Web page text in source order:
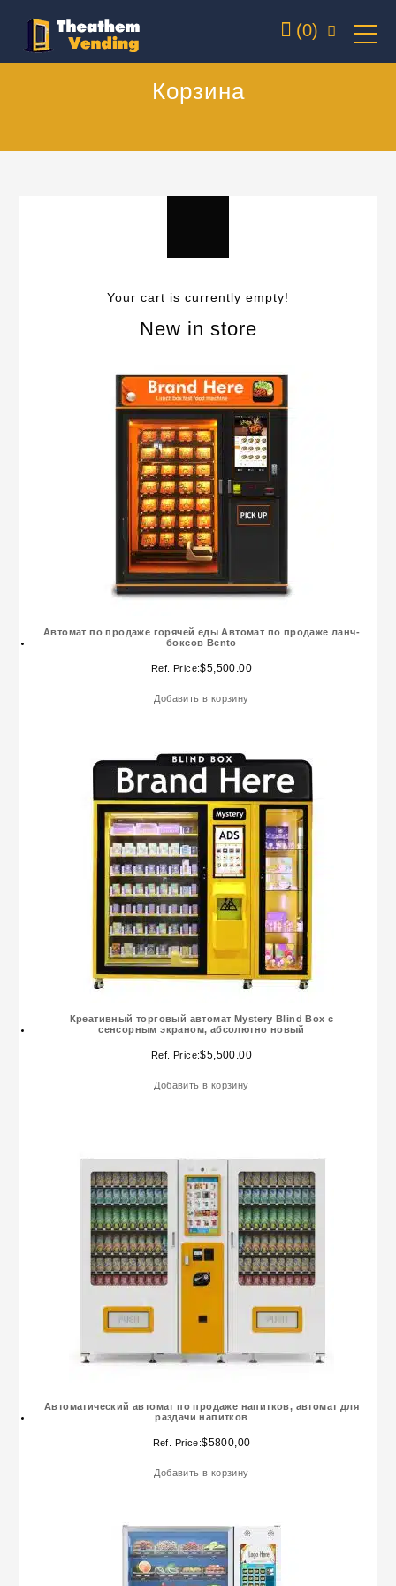
(0)
Корзина
Your cart is currently empty!
New in store
Автомат по продаже горячей еды Автомат по продаже ланч-
боксов Bento
Ref. Price:$5,500.00
Добавить в корзину
Креативный торговый автомат Mystery Blind Box с
сенсорным экраном, абсолютно новый
Ref. Price:$5,500.00
Добавить в корзину
Автоматический автомат по продаже напитков, автомат для
раздачи напитков
Ref. Price:$5800,00
Добавить в корзину